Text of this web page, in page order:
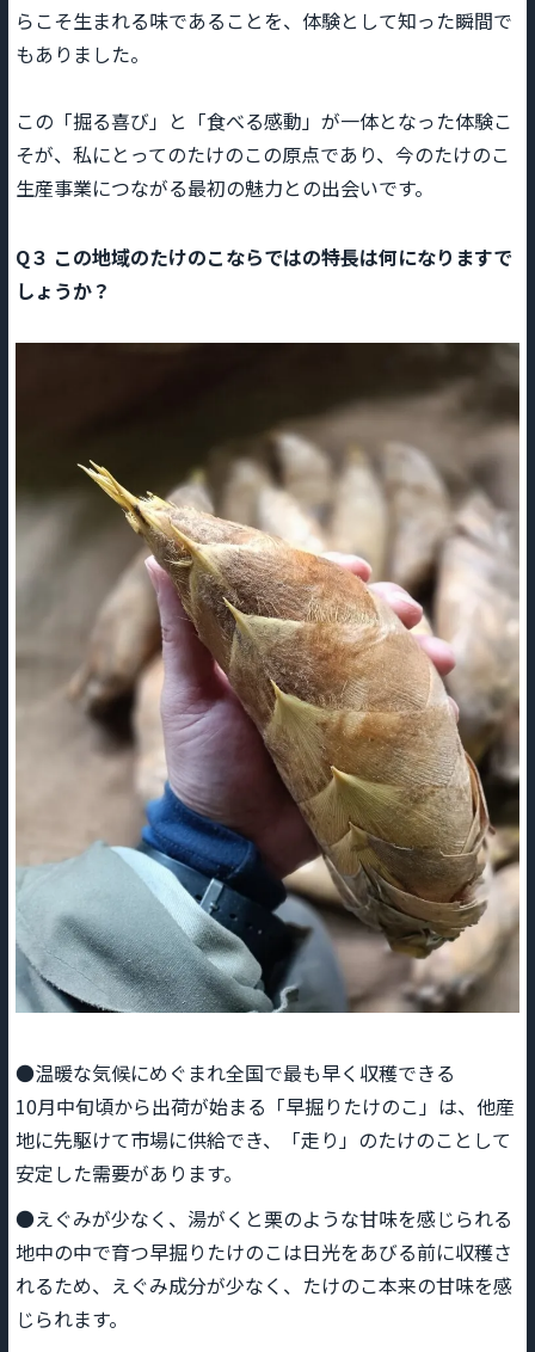
らこそ生まれる味であることを、体験として知った瞬間で
もありました。
この「掘る喜び」と「食べる感動」が一体となった体験こ
そが、私にとってのたけのこの原点であり、今のたけのこ
生産事業につながる最初の魅力との出会いです。
Q３ この地域のたけのこならではの特長は何になりますで
しょうか？
●温暖な気候にめぐまれ全国で最も早く収穫できる
10月中旬頃から出荷が始まる「早掘りたけのこ」は、他産
地に先駆けて市場に供給でき、「走り」のたけのことして
安定した需要があります。
●えぐみが少なく、湯がくと栗のような甘味を感じられる
地中の中で育つ早掘りたけのこは日光をあびる前に収穫さ
れるため、えぐみ成分が少なく、たけのこ本来の甘味を感
じられます。